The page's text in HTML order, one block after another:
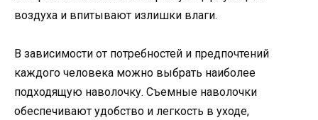
воздуха и впитывают излишки влаги.
В зависимости от потребностей и предпочтений
каждого человека можно выбрать наиболее
подходящую наволочку. Съемные наволочки
обеспечивают удобство и легкость в уходе,